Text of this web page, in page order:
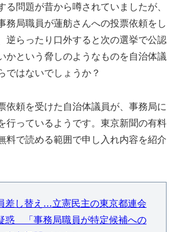
る問題が昔から噂されていましたが、
務局職員が蓮舫さんへの投票依頼をし
逆らったり口外すると次の選挙で公認
かという脅しのようなものを自治体議
ではないでしょうか？
頼を受けた自治体議員が、事務局に
行っているようです。東京新聞の有料
料で読める範囲で申し入れ内容を紹介
差し替え…立憲民主の東京都連会
惑 「事務局職員が特定候補への